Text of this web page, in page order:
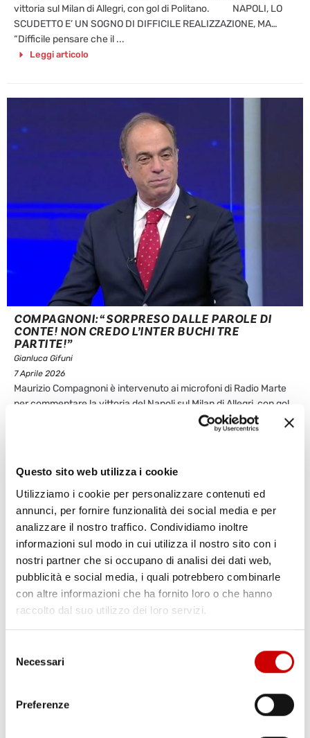
Questo sito web utilizza i cookie
Utilizziamo i cookie per personalizzare contenuti ed
annunci, per fornire funzionalità dei social media e per
analizzare il nostro traffico. Condividiamo inoltre
informazioni sul modo in cui utilizza il nostro sito con i
nostri partner che si occupano di analisi dei dati web,
pubblicità e social media, i quali potrebbero combinarle
con altre informazioni che ha fornito loro o che hanno
raccolto dal suo utilizzo dei loro servizi.
delNecessari
Preferenze
vittoria sul Milan di Allegri, con gol di Politano. NAPOLI, LO
SCUDETTO E’ UN SOGNO DI DIFFICILE REALIZZAZIONE, MA…
“Difficile pensare che il ...
Leggi articolo
COMPAGNONI: “SORPRESO DALLE PAROLE DI
CONTE! NON CREDO L’INTER BUCHI TRE
PARTITE!”
Gianluca Gifuni
7 Aprile 2026
Maurizio Compagnoni è intervenuto ai microfoni di Radio Marte
per commentare la vittoria del Napoli sul Milan di Allegri, con gol
di Politano. SORPRESO DALLE DICHIARAZIONI DI CONTE:
CREDO ANDRA’ IN NAZIONALE “Sono rimasto molto sorpreso da